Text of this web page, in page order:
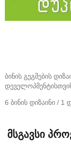
ბინის გეგმების
6 ბინის დიზაინი / 1
მსგავსი